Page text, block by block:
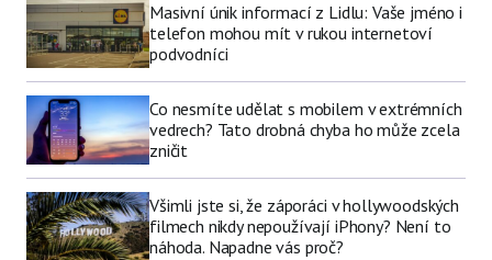
Masivní únik informací z Lidlu: Vaše jméno i
telefon mohou mít v rukou internetoví
podvodníci
Co nesmíte udělat s mobilem v extrémních
vedrech? Tato drobná chyba ho může zcela
zničit
Všimli jste si, že záporáci v hollywoodských
filmech nikdy nepoužívají iPhony? Není to
náhoda. Napadne vás proč?